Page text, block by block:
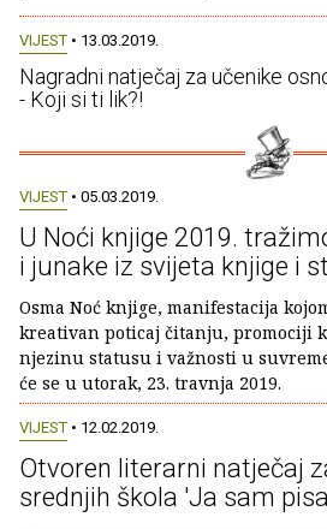
VIJEST • 13.03.2019.
Nagradni natječaj za učenike
- Koji si ti lik?!
VIJEST • 05.03.2019.
U Noći knjige 2019.
i junake iz svijeta knjige i
Osma Noć knjige, manifestacija
kreativan poticaj čitanju, promociji
njezinu statusu i važnosti u
će se u utorak, 23. travnja 2019.
VIJEST • 12.02.2019.
Otvoren literarni natječaj
srednjih škola 'Ja sam